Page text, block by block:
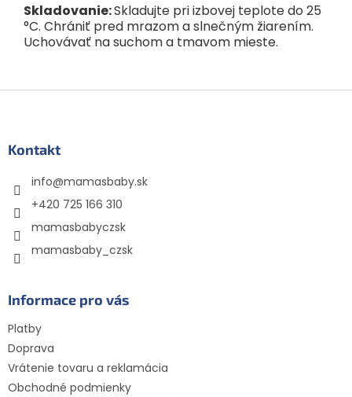
Skladovanie:Skladujte pri izbovej teplote do 25
°C. Chrániť pred mrazom a slnečným žiarením.
Uchovávať na suchom a tmavom mieste.
Kontakt
info@mamasbaby.sk
+420 725 166 310
mamasbabyczsk
mamasbaby_czsk
Informace pro vás
Platby
Doprava
Vrátenie tovaru a reklamácia
Obchodné podmienky